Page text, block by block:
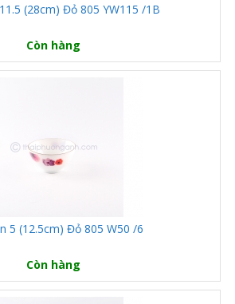
(28cm) Đỏ 805 YW115 /1B
Còn hàng
5 (12.5cm) Đỏ 805 W50 /6
Còn hàng